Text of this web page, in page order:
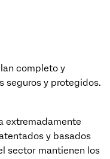
completo y
seguros y protegidos.
extremadamente
y basados
sector mantienen los